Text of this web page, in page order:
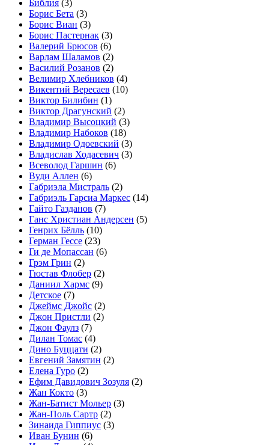
Библия (3)
Борис Бета (3)
Борис Виан (3)
Борис Пастернак (3)
Валерий Брюсов (6)
Варлам Шаламов (2)
Василий Розанов (2)
Велимир Хлебников (4)
Викентий Вересаев (10)
Виктор Билибин (1)
Виктор Драгунский (2)
Владимир Высоцкий (3)
Владимир Набоков (18)
Владимир Одоевский (3)
Владислав Ходасевич (3)
Всеволод Гаршин (6)
Вуди Аллен (6)
Габриэла Мистраль (2)
Габриэль Гарсиа Маркес (14)
Гайто Газданов (7)
Ганс Христиан Андерсен (5)
Генрих Бёлль (10)
Герман Гессе (23)
Ги де Мопассан (6)
Грэм Грин (2)
Гюстав Флобер (2)
Даниил Хармс (9)
Детское (7)
Джеймс Джойс (2)
Джон Пристли (2)
Джон Фаулз (7)
Дилан Томас (4)
Дино Буццати (2)
Евгений Замятин (2)
Елена Гуро (2)
Ефим Давидович Зозуля (2)
Жан Кокто (3)
Жан-Батист Мольер (3)
Жан-Поль Сартр (2)
Зинаида Гиппиус (3)
Иван Бунин (6)